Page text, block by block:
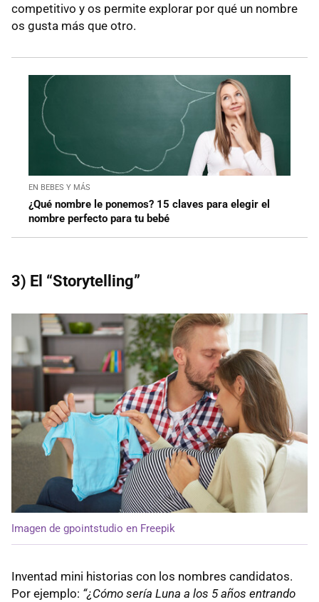
competitivo y os permite explorar por qué un nombre
os gusta más que otro.
EN BEBES Y MÁS
¿Qué nombre le ponemos? 15 claves para elegir el
nombre perfecto para tu bebé
3) El “Storytelling”
Imagen de gpointstudio en Freepik
Inventad mini historias con los nombres candidatos.
Por ejemplo: “¿Cómo sería Luna a los 5 años entrando